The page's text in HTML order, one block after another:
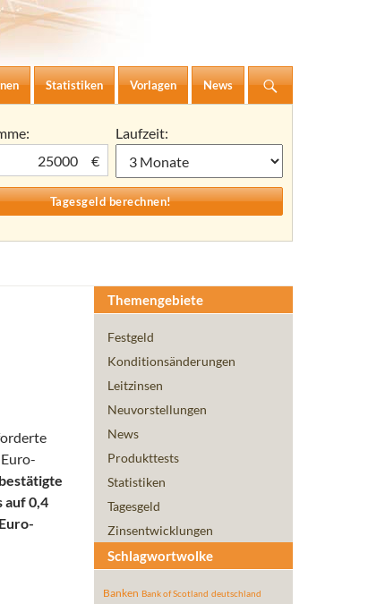
Statistiken Vorlagen News
€
Laufzeit:
auf 0,4
Themengebiete
Festgeld
Konditionsänderungen
Leitzinsen
Neuvorstellungen
News
Produkttests
Statistiken
Tagesgeld
Zinsentwicklungen
Schlagwortwolke
Banken Bank of Scotland deutschland